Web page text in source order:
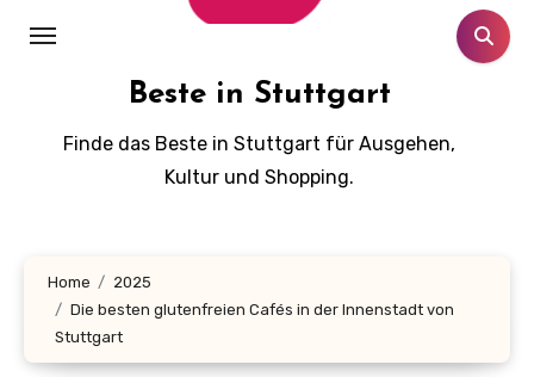
Beste in Stuttgart
Finde das Beste in Stuttgart für Ausgehen,
Kultur und Shopping.
Home
2025
Die besten glutenfreien Cafés in der Innenstadt von
Stuttgart